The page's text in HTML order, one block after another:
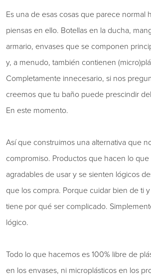
Es una de esas cosas que parece normal
piensas en ello. Botellas en la ducha,
armario, envases que se componen
y, a menudo, también contienen
Completamente innecesario, si nos
creemos que tu baño puede prescindir
En este momento.
Así que construimos una alternativa que
compromiso. Productos que hacen lo
agradables de usar y se sienten lógicos
que los compra. Porque cuidar bien de ti
tiene por qué ser complicado.
lógico.
Todo lo que hacemos es 100% libre de
en los envases, ni microplásticos en los